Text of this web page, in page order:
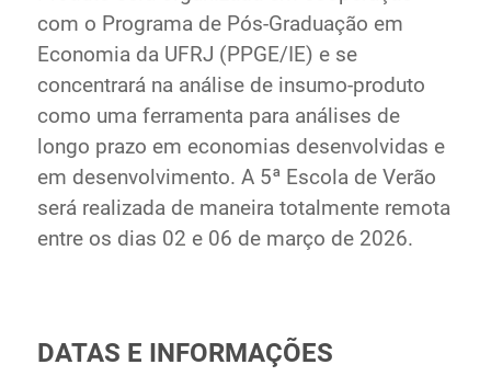
com o Programa de Pós-Graduação em
Economia da UFRJ (PPGE/IE) e se
concentrará na análise de insumo-produto
como uma ferramenta para análises de
longo prazo em economias desenvolvidas e
em desenvolvimento. A 5ª Escola de Verão
será realizada de maneira totalmente remota
entre os dias 02 e 06 de março de 2026.
DATAS E INFORMAÇÕES